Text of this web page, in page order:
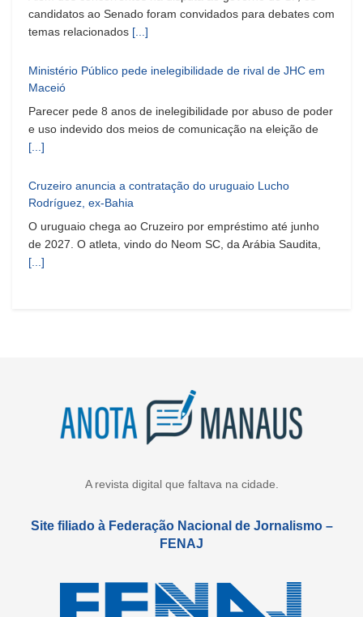
candidatos ao Senado foram convidados para debates com
temas relacionados [...]
Ministério Público pede inelegibilidade de rival de JHC em
Maceió
Parecer pede 8 anos de inelegibilidade por abuso de poder
e uso indevido dos meios de comunicação na eleição de
[...]
Cruzeiro anuncia a contratação do uruguaio Lucho
Rodríguez, ex-Bahia
O uruguaio chega ao Cruzeiro por empréstimo até junho
de 2027. O atleta, vindo do Neom SC, da Arábia Saudita,
[...]
A revista digital que faltava na cidade.
Site filiado à Federação Nacional de Jornalismo –
FENAJ